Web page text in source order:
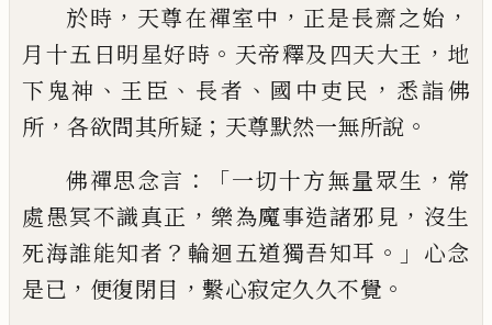
於時 ， 天尊在禪室中 ， 正是長齋之始 ，
月十五日明星好時 。 天帝釋及四天大王 ， 地
下鬼神 、 王臣 、 長者 、 國中吏民 ， 悉詣佛
所 ， 各欲問其所疑 ； 天尊默然一無所說 。
佛禪思念言 ：「一切十方無量眾生 ， 常
處愚冥不識真正 ， 樂為魔事造諸邪見 ， 沒生
死海誰能知者 ？ 輪迴五道獨吾知耳 。」 心念
是已 ， 便復閉目 ， 繫心寂定久久不覺 。